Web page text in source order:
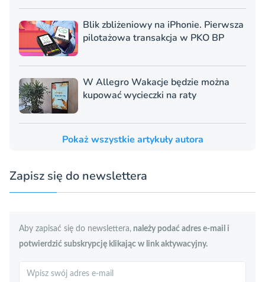
Blik zbliżeniowy na iPhonie. Pierwsza
pilotażowa transakcja w PKO BP
W Allegro Wakacje będzie można
kupować wycieczki na raty
Pokaż wszystkie artykuły autora
Zapisz się do newslettera
Aby zapisać się do newslettera, należy podać adres e-mail i
potwierdzić subskrypcję klikając w link aktywacyjny.
Szukaj